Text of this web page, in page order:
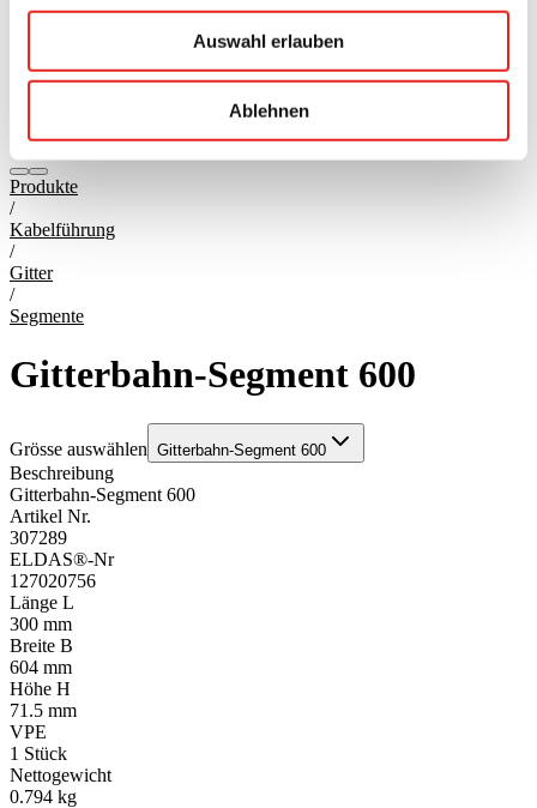
Auswahl erlauben
Ablehnen
Produkte
/
Kabelführung
/
Gitter
/
Segmente
Gitterbahn-Segment 600
Grösse auswählen Gitterbahn-Segment 600
Beschreibung
Gitterbahn-Segment 600
Artikel Nr.
307289
ELDAS®-Nr
127020756
Länge L
300 mm
Breite B
604 mm
Höhe H
71.5 mm
VPE
1 Stück
Nettogewicht
0.794 kg